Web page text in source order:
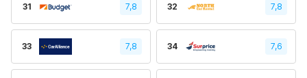
31 7,8 32 7,8
33 7,8 34 7,6